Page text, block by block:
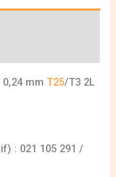
0,24 mmT25/T3 2L
: 021 105 291 /